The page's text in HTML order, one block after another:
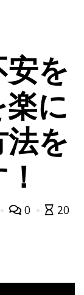
を
に
を
0
20